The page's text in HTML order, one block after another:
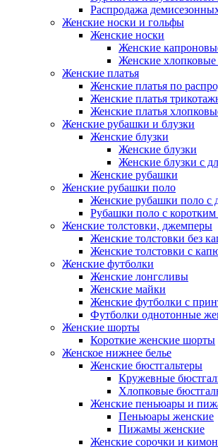
Распродажа
Женские носки и гольфы
Женские носки
Женские
Женские хлопковые
Женские платья
Женские платья по
Женские платья
Женские платья
Женские рубашки и блузки
Женские блузки
Женские блузки
Женские блузки с
Женские рубашки
Женские рубашки поло
Женские рубашки поло с
Рубашки поло с
Женские толстовки, джемперы
Женские толстовки без
Женские толстовки с
Женские футболки
Женские лонгсливы
Женские майки
Женские футболки с
Футболки однотонные
Женские шорты
Короткие женские шорты
Женское нижнее белье
Женские бюстгальтеры
Кружевные
Хлопковые
Женские пеньюары и
Пеньюары женские
Пижамы женские
Женские сорочки и